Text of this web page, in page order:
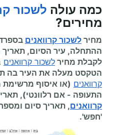
כמה עולה לשכור
מחירים?
מחיר לשכור קרוואנים
ההתחלה, עיר הסיום,
לקבלת מחיר לשכור קרוואנים
הטקסט מעלה את העיר בה
קרוואנים (או איסוף מרשימת
התעופה - אם רלוונטי),
קרוואנים, תאריך סיום
'חפש'.